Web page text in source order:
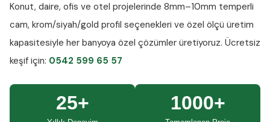
Konut, daire, ofis ve otel projelerinde 8mm–10mm temperli
cam, krom/siyah/gold profil seçenekleri ve özel ölçü üretim
kapasitesiyle her banyoya özel çözümler üretiyoruz. Ücretsiz
keşif için: 0542 599 65 57
25+ 1000+